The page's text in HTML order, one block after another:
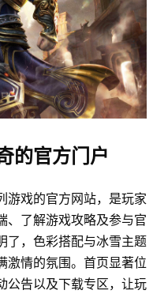
的官方门户
游戏的官方网站，是玩家
、了解游戏攻略及参与官
了，色彩搭配与冰雪主题
激情的氛围。首页显著位
公告以及下载专区，让玩